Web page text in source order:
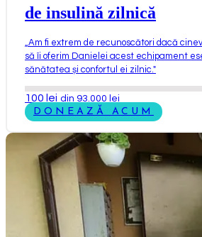
de insulină zilnică
Am fi extrem de recunoscători dacă
să îi oferim Danielei acest echipament
sănătatea și confortul ei zilnic. "
100 lei din 93.000 lei
DONEAZĂ ACUM